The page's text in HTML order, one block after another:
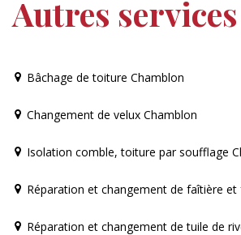
Autres services
Bâchage de toiture Chamblon
Changement de velux Chamblon
Isolation comble, toiture par soufflage
Réparation et changement de faîtière et
Réparation et changement de tuile de